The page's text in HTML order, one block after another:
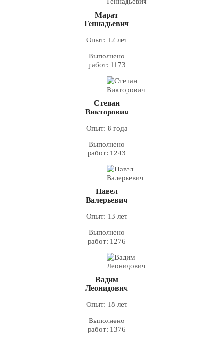
Марат
Геннадьевич
Опыт: 12 лет
Выполнено
работ: 1173
Степан
Викторович
Опыт: 8 года
Выполнено
работ: 1243
Павел
Валерьевич
Опыт: 13 лет
Выполнено
работ: 1276
Вадим
Леонидович
Опыт: 18 лет
Выполнено
работ: 1376